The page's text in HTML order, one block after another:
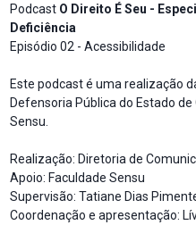
Podcast O Direito É Seu -
Deficiência
Episódio 02 - Acessibilidade
Este podcast é uma realização
Defensoria Pública do Estado
Sensu.
Realização: Diretoria de
Apoio: Faculdade Sensu
Supervisão: Tatiane Dias
Coordenação e apresentação: